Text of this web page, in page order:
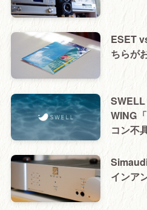
ESET
ちらが
WING
コン不
インア